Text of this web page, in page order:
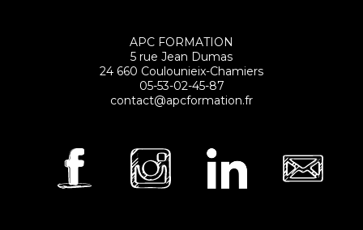
APC FORMATION
5 rue Jean Dumas
24 660 Coulounieix-Chamiers
05-53-02-45-87
contact@apcformation.fr